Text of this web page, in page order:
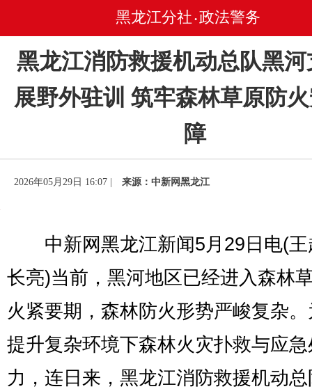
黑龙江分社 • 政法警务
黑龙江消防救援机动总队黑
展野外驻训 筑牢森林草原防
障
2026年05月29日 16:07 | 来源：中新网黑龙江
中新网黑龙江新闻5月29日电(王
长亮)当前，黑河地区已经进入森林
火紧要期，森林防火形势严峻复杂
提升复杂环境下森林火灾扑救与应
力，连日来，黑龙江消防救援机动